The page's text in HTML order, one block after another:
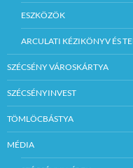
ESZKÖZÖK
ARCULATI KÉZIKÖNYV ÉS
SZÉCSÉNY VÁROSKÁRTYA
SZÉCSÉNYINVEST
TÖMLÖCBÁSTYA
MÉDIA